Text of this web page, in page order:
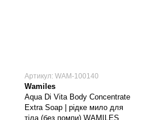
Артикул: WAM-100140
Wamiles
Aqua Di Vita Body Concentrate
Extra Soap | рідке мило для
тіла (без помпи) WAMILES